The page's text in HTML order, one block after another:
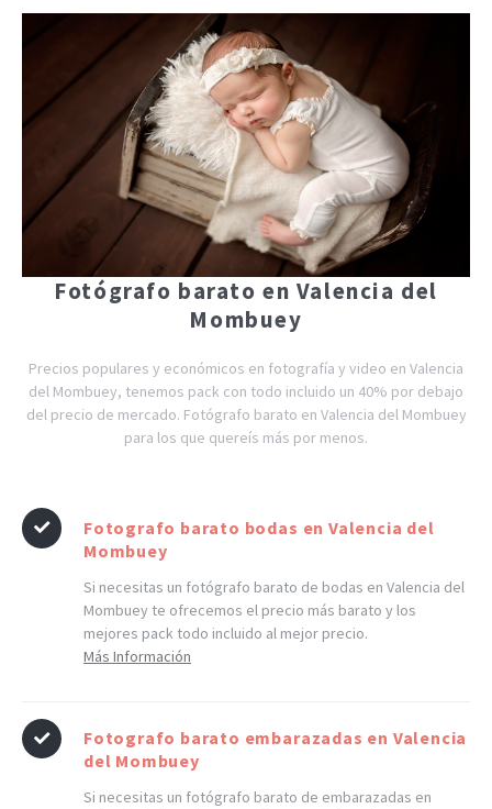
Fotógrafo barato en Valencia del
Mombuey
Precios populares y económicos en fotografía y video en Valencia
del Mombuey, tenemos pack con todo incluido un 40% por debajo
del precio de mercado. Fotógrafo barato en Valencia del Mombuey
para los que quereís más por menos.
Fotografo barato bodas en Valencia del
Mombuey
Si necesitas un fotógrafo barato de bodas en Valencia del
Mombuey te ofrecemos el precio más barato y los
mejores pack todo incluido al mejor precio.
Más Información
Fotografo barato embarazadas en Valencia
del Mombuey
Si necesitas un fotógrafo barato de embarazadas en